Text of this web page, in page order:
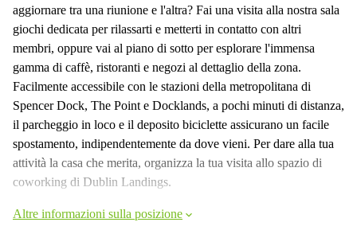
aggiornare tra una riunione e l'altra? Fai una visita alla nostra sala
giochi dedicata per rilassarti e metterti in contatto con altri
membri, oppure vai al piano di sotto per esplorare l'immensa
gamma di caffè, ristoranti e negozi al dettaglio della zona.
Facilmente accessibile con le stazioni della metropolitana di
Spencer Dock, The Point e Docklands, a pochi minuti di distanza,
il parcheggio in loco e il deposito biciclette assicurano un facile
spostamento, indipendentemente da dove vieni. Per dare alla tua
attività la casa che merita, organizza la tua visita allo spazio di
coworking di Dublin Landings.
Altre informazioni sulla posizione